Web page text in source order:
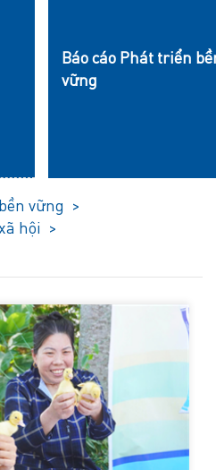
Báo cáo Phát triển
vững
vững >
hội >